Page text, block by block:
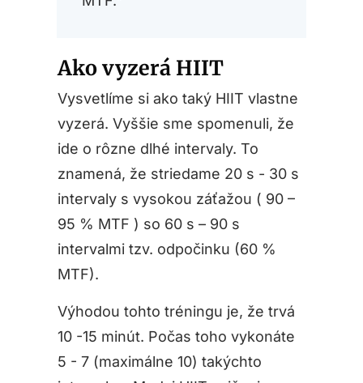
Ako vyzerá HIIT
Vysvetlíme si ako taký HIIT vlastne
vyzerá. Vyššie sme spomenuli, že
ide o rôzne dlhé intervaly. To
znamená, že striedame 20 s - 30 s
intervaly s vysokou záťažou ( 90 –
95 % MTF ) so 60 s – 90 s
intervalmi tzv. odpočinku (60 %
MTF).
Výhodou tohto tréningu je, že trvá
10 -15 minút. Počas toho vykonáte
5 - 7 (maximálne 10) takýchto